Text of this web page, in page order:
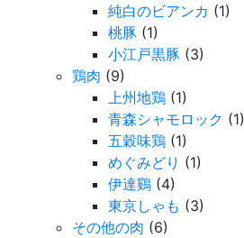
純白のビアンカ (1)
桃豚 (1)
小江戸黒豚 (3)
鶏肉 (9)
上州地鶏 (1)
青森シャモロック (1)
五穀味鶏 (1)
めぐみどり (1)
伊達鷄 (4)
東京しゃも (3)
その他の肉 (6)